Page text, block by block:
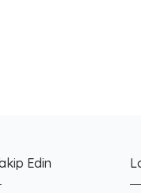
Edin